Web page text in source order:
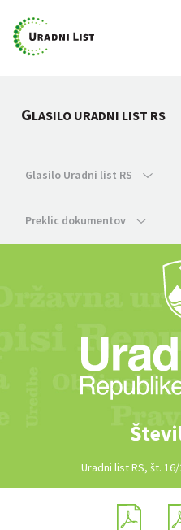
GLASILO URADNI LIST RS
Glasilo Uradni list RS
Preklic dokumentov
Uradni list RS, št.